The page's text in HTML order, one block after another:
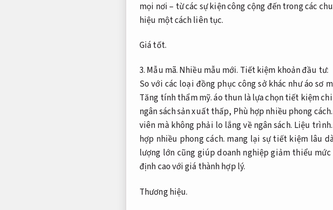
mọi nơi – từ các sự kiện công cộng đến trong các
hiệu một cách liên tục.
Giá tốt.
3. Mẫu mã. Nhiều mẫu mới. Tiết kiệm khoản đầu tư:
So với các loại đồng phục công sở khác như áo sơ
Tăng tính thẩm mỹ.áo thun là lựa chọn tiết kiệm
ngân sách sản xuất thấp, Phù hợp nhiều phong cách.
viên mà không phải lo lắng về ngân sách. Liệu trình.
hợp nhiều phong cách. mang lại sự tiết kiệm lâu
lượng lớn cũng giúp doanh nghiệp giảm thiểu
định cao với giá thành hợp lý.
Thương hiệu.